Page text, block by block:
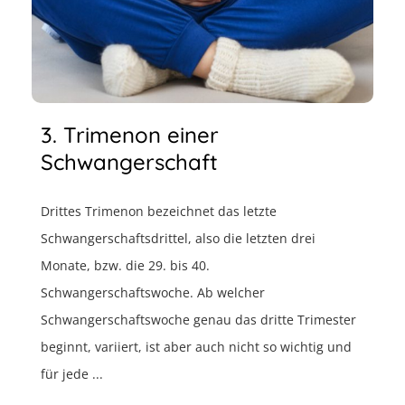
3. Trimenon einer
Schwangerschaft
Drittes Trimenon bezeichnet das letzte
Schwangerschaftsdrittel, also die letzten drei
Monate, bzw. die 29. bis 40.
Schwangerschaftswoche. Ab welcher
Schwangerschaftswoche genau das dritte Trimester
beginnt, variiert, ist aber auch nicht so wichtig und
für jede ...